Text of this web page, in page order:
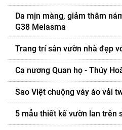
Da mịn màng, giảm thâm
G38 Melasma
Trang trí sân vườn nhà đẹp
Ca nương Quan họ - Thúy
Sao Việt chuộng váy áo vải
5 mẫu thiết kế vườn lan trên